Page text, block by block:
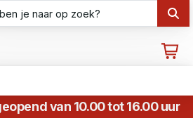
van 10.00 tot 16.00 uur